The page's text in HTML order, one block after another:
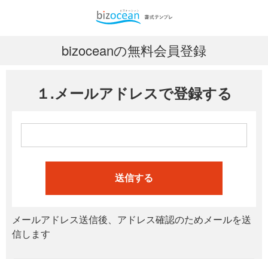
bizoceanの無料会員登録
１.メールアドレスで登録する
送信する
メールアドレス送信後、アドレス確認のためメールを送
信します